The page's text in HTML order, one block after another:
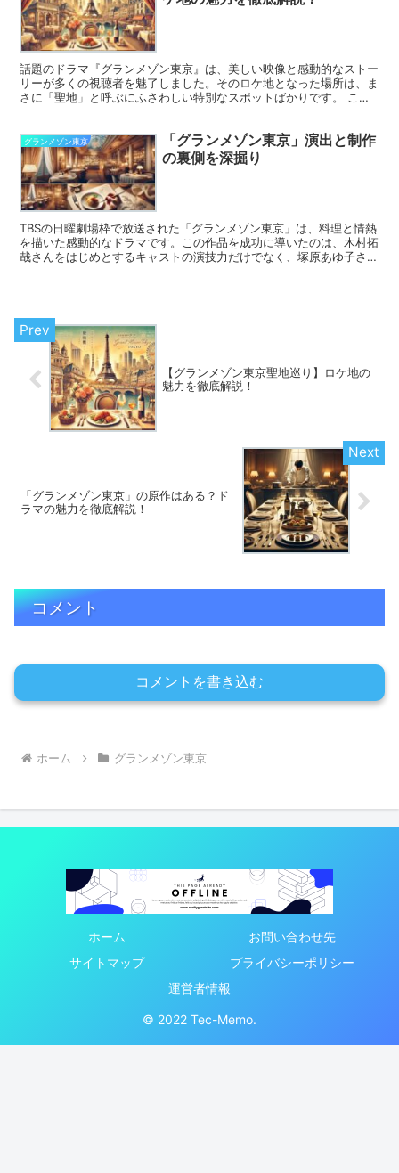
話題のドラマ『グランメゾン東京』は、美しい映像と感動的なストー
リーが多くの視聴者を魅了しました。そのロケ地となった場所は、ま
さに「聖地」と呼ぶにふさわしい特別なスポットばかりです。 この
グランメゾン東京
「グランメゾン東京」演出と制作
の裏側を深掘り
TBSの日曜劇場枠で放送された「グランメゾン東京」は、料理と情熱
を描いた感動的なドラマです。この作品を成功に導いたのは、木村拓
哉さんをはじめとするキャストの演技力だけでなく、塚原あゆ子さん
【グランメゾン東京聖地巡り】ロケ地の
魅力を徹底解説！
「グランメゾン東京」の原作はある？ド
ラマの魅力を徹底解説！
コメント
コメントを書き込む
ホーム グランメゾン東京
ホーム
お問い合わせ先
サイトマップ
プライバシーポリシー
運営者情報
© 2022 Tec-Memo.